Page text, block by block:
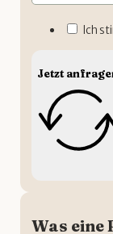
Ich
Jetzt
Was eine